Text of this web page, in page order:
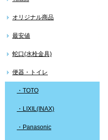
オリジナル商品
最安値
蛇口(水栓金具)
便器・トイレ
・TOTO
・LIXIL(INAX)
・Panasonic